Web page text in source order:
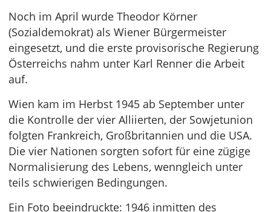
Noch im April wurde Theodor Körner
(Sozialdemokrat) als Wiener Bürgermeister
eingesetzt, und die erste provisorische Regierung
Österreichs nahm unter Karl Renner die Arbeit
auf.
Wien kam im Herbst 1945 ab September unter
die Kontrolle der vier Alliierten, der Sowjetunion
folgten Frankreich, Großbritannien und die USA.
Die vier Nationen sorgten sofort für eine zügige
Normalisierung des Lebens, wenngleich unter
teils schwierigen Bedingungen.
Ein Foto beeindruckte: 1946 inmitten des